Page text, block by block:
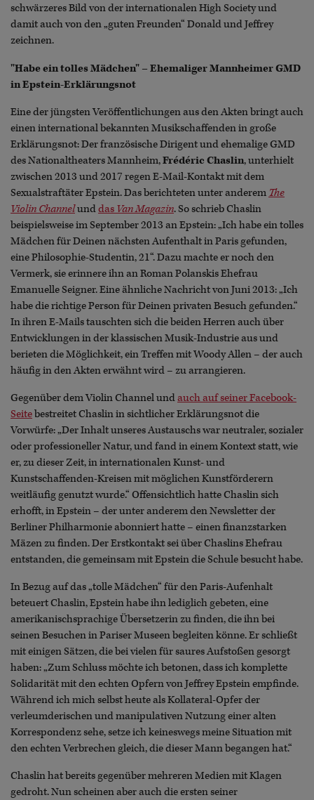
schwärzeres Bild von der internationalen High Society und
damit auch von den „guten Freunden“ Donald und Jeffrey
zeichnen.
"Habe ein tolles Mädchen" – Ehemaliger Mannheimer GMD
in Epstein-Erklärungsnot
Eine der jüngsten Veröffentlichungen aus den Akten bringt auch
einen international bekannten Musikschaffenden in große
Erklärungsnot: Der französische Dirigent und ehemalige GMD
des Nationaltheaters Mannheim,Frédéric Chaslin, unterhielt
zwischen 2013 und 2017 regen E-Mail-Kontakt mit dem
Sexualstraftäter Epstein. Das berichteten unter anderem The
Violin Channelunddas Van Magazin. So schrieb Chaslin
beispielsweise im September 2013 an Epstein: „Ich habe ein tolles
Mädchen für Deinen nächsten Aufenthalt in Paris gefunden,
eine Philosophie-Studentin, 21“. Dazu machte er noch den
Vermerk, sie erinnere ihn an Roman Polanskis Ehefrau
Emanuelle Seigner. Eine ähnliche Nachricht von Juni 2013: „Ich
habe die richtige Person für Deinen privaten Besuch gefunden.“
In ihren E-Mails tauschten sich die beiden Herren auch über
Entwicklungen in der klassischen Musik-Industrie aus und
berieten die Möglichkeit, ein Treffen mit Woody Allen – der auch
häufig in den Akten erwähnt wird – zu arrangieren.
Gegenüber dem Violin Channel undauch auf seiner Facebook-
Seitebestreitet Chaslin in sichtlicher Erklärungsnot die
Vorwürfe: „Der Inhalt unseres Austauschs war neutraler, sozialer
oder professioneller Natur, und fand in einem Kontext statt, wie
er, zu dieser Zeit, in internationalen Kunst- und
Kunstschaffenden-Kreisen mit möglichen Kunstförderern
weitläufig genutzt wurde.“ Offensichtlich hatte Chaslin sich
erhofft, in Epstein – der unter anderem den Newsletter der
Berliner Philharmonie abonniert hatte – einen finanzstarken
Mäzen zu finden. Der Erstkontakt sei über Chaslins Ehefrau
entstanden, die gemeinsam mit Epstein die Schule besucht habe.
In Bezug auf das „tolle Mädchen“ für den Paris-Aufenhalt
beteuert Chaslin, Epstein habe ihn lediglich gebeten, eine
amerikanischsprachige Übersetzerin zu finden, die ihn bei
seinen Besuchen in Pariser Museen begleiten könne. Er schließt
mit einigen Sätzen, die bei vielen für saures Aufstoßen gesorgt
haben: „Zum Schluss möchte ich betonen, dass ich komplette
Solidarität mit den echten Opfern von Jeffrey Epstein empfinde.
Während ich mich selbst heute als Kollateral-Opfer der
verleumderischen und manipulativen Nutzung einer alten
Korrespondenz sehe, setze ich keineswegs meine Situation mit
den echten Verbrechen gleich, die dieser Mann begangen hat.“
Chaslin hat bereits gegenüber mehreren Medien mit Klagen
gedroht. Nun scheinen aber auch die ersten seiner